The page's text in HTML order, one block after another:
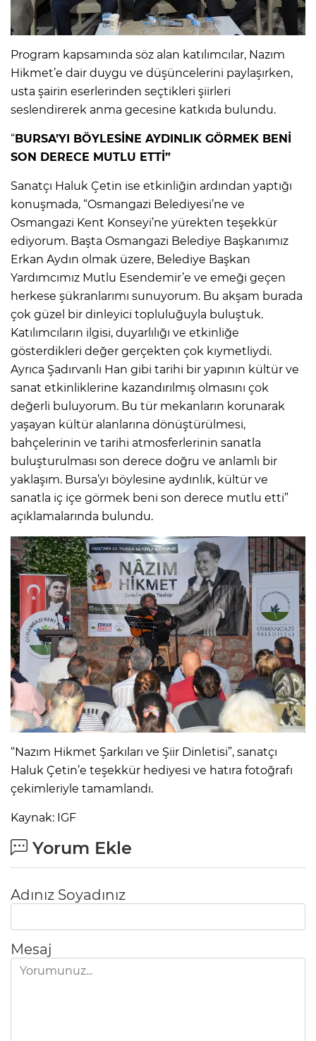
Program kapsamında söz alan katılımcılar, Nazım
Hikmet’e dair duygu ve düşüncelerini paylaşırken,
usta şairin eserlerinden seçtikleri şiirleri
seslendirerek anma gecesine katkıda bulundu.
“BURSA’YI BÖYLESİNE AYDINLIK GÖRMEK BENİ
SON DERECE MUTLU ETTİ”
Sanatçı Haluk Çetin ise etkinliğin ardından yaptığı
konuşmada, “Osmangazi Belediyesi’ne ve
Osmangazi Kent Konseyi’ne yürekten teşekkür
ediyorum. Başta Osmangazi Belediye Başkanımız
Erkan Aydın olmak üzere, Belediye Başkan
Yardımcımız Mutlu Esendemir’e ve emeği geçen
herkese şükranlarımı sunuyorum. Bu akşam burada
çok güzel bir dinleyici topluluğuyla buluştuk.
Katılımcıların ilgisi, duyarlılığı ve etkinliğe
gösterdikleri değer gerçekten çok kıymetliydi.
Ayrıca Şadırvanlı Han gibi tarihi bir yapının kültür ve
sanat etkinliklerine kazandırılmış olmasını çok
değerli buluyorum. Bu tür mekanların korunarak
yaşayan kültür alanlarına dönüştürülmesi,
bahçelerinin ve tarihi atmosferlerinin sanatla
buluşturulması son derece doğru ve anlamlı bir
yaklaşım. Bursa’yı böylesine aydınlık, kültür ve
sanatla iç içe görmek beni son derece mutlu etti”
açıklamalarında bulundu.
“Nazım Hikmet Şarkıları ve Şiir Dinletisi”, sanatçı
Haluk Çetin’e teşekkür hediyesi ve hatıra fotoğrafı
çekimleriyle tamamlandı.
Kaynak: IGF
Yorum Ekle
Adınız Soyadınız
Mesaj